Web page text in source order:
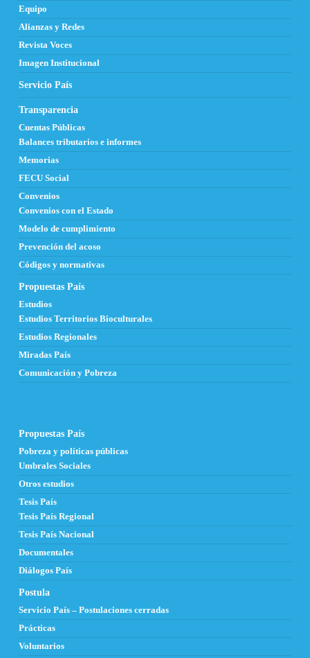
Equipo
Alianzas y Redes
Revista Voces
Imagen Institucional
Servicio País
Transparencia
Cuentas Públicas
Balances tributarios e informes
Memorias
FECU Social
Convenios
Convenios con el Estado
Modelo de cumplimiento
Prevención del acoso
Códigos y normativas
Propuestas País
Estudios
Estudios Territorios Bioculturales
Estudios Regionales
Miradas País
Comunicación y Pobreza
Propuestas País
Pobreza y políticas públicas
Umbrales Sociales
Otros estudios
Tesis País
Tesis País Regional
Tesis País Nacional
Documentales
Diálogos País
Postula
Servicio País – Postulaciones cerradas
Prácticas
Voluntarios